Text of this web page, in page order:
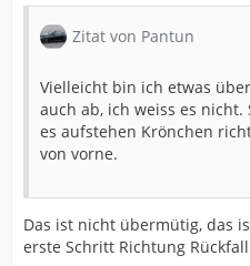
Zitat von Pantun
Vielleicht bin ich etwas
auch ab, ich weiss es
es aufstehen Krönchen
von vorne.
Das ist nicht übermütig, das
erste Schritt Richtung